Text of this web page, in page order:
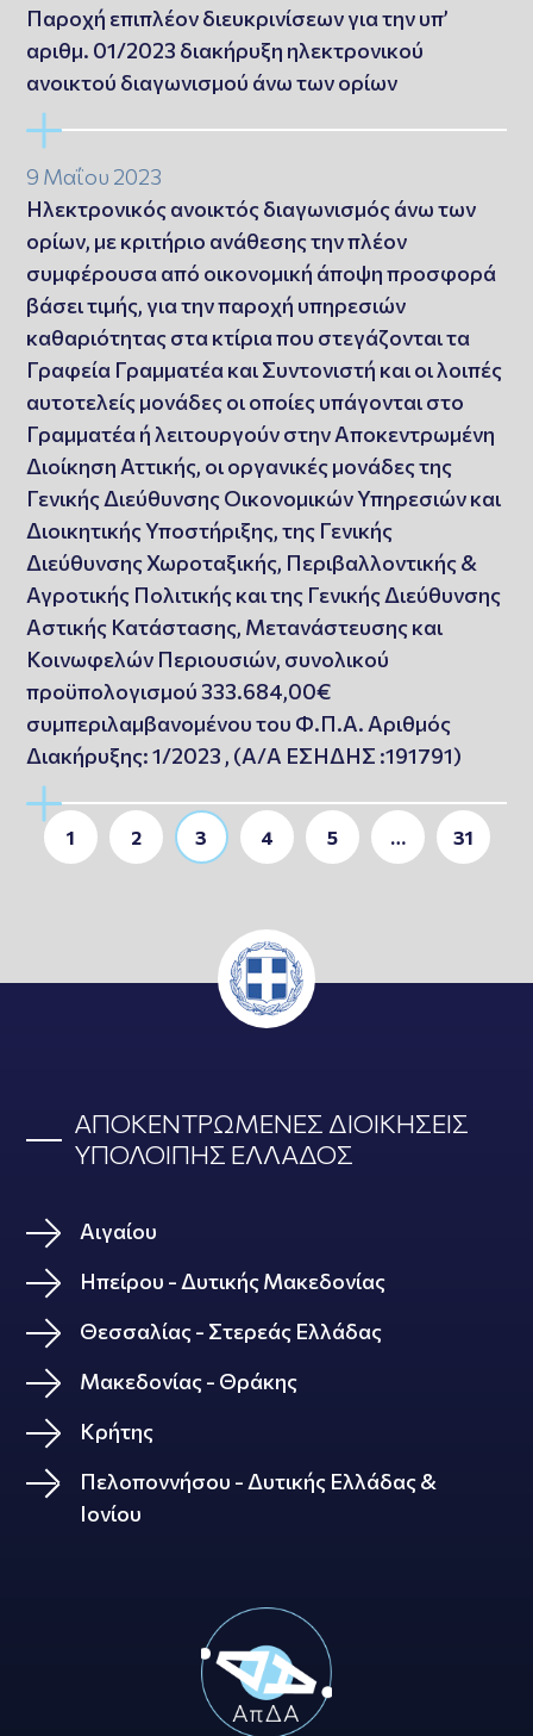
Παροχή επιπλέον διευκρινίσεων για την υπ’
αριθμ. 01/2023 διακήρυξη ηλεκτρονικού
ανοικτού διαγωνισμού άνω των ορίων
9 Μαΐου 2023
Ηλεκτρονικός ανοικτός διαγωνισμός άνω των
ορίων, με κριτήριο ανάθεσης την πλέον
συμφέρουσα από οικονομική άποψη προσφορά
βάσει τιμής, για την παροχή υπηρεσιών
καθαριότητας στα κτίρια που στεγάζονται τα
Γραφεία Γραμματέα και Συντονιστή και οι λοιπές
αυτοτελείς μονάδες οι οποίες υπάγονται στο
Γραμματέα ή λειτουργούν στην Αποκεντρωμένη
Διοίκηση Αττικής, οι οργανικές μονάδες της
Γενικής Διεύθυνσης Οικονομικών Υπηρεσιών και
Διοικητικής Υποστήριξης, της Γενικής
Διεύθυνσης Χωροταξικής, Περιβαλλοντικής &
Αγροτικής Πολιτικής και της Γενικής Διεύθυνσης
Αστικής Κατάστασης, Μετανάστευσης και
Κοινωφελών Περιουσιών, συνολικού
προϋπολογισμού 333.684,00€
συμπεριλαμβανομένου του Φ.Π.Α. Αριθμός
Διακήρυξης: 1/2023 , (Α/Α ΕΣΗΔΗΣ :191791)
1 2 3 4 5 … 31
ΑΠΟΚΕΝΤΡΩΜΕΝΕΣ ΔΙΟΙΚΗΣΕΙΣ
ΥΠΟΛΟΙΠΗΣ ΕΛΛΑΔΟΣ
Αιγαίου
Ηπείρου - Δυτικής Μακεδονίας
Θεσσαλίας - Στερεάς Ελλάδας
Μακεδονίας - Θράκης
Κρήτης
Πελοποννήσου - Δυτικής Ελλάδας &
Ιονίου